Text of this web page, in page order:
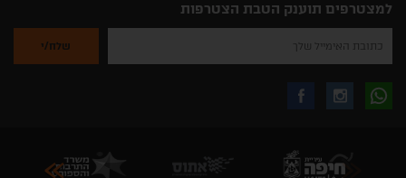
למצטרפים תוענק הטבת הצטרפות
להזין
שלך
לקבלת
באינסטגרם
עקבו
בפייסבוק